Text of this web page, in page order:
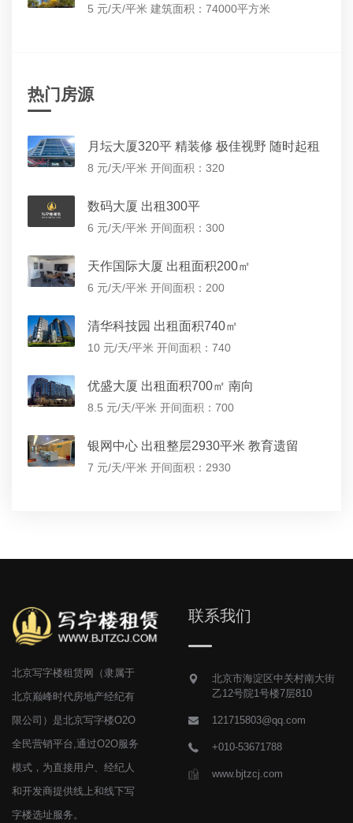
5 元/天/平米 建筑面积：74000平方米
热门房源
月坛大厦320平 精装修 极佳视野 随时起租
8 元/天/平米 开间面积：320
数码大厦 出租300平
6 元/天/平米 开间面积：300
天作国际大厦 出租面积200㎡
6 元/天/平米 开间面积：200
清华科技园 出租面积740㎡
10 元/天/平米 开间面积：740
优盛大厦 出租面积700㎡ 南向
8.5 元/天/平米 开间面积：700
银网中心 出租整层2930平米 教育遗留
7 元/天/平米 开间面积：2930
北京写字楼租赁网（隶属于
北京巅峰时代房地产经纪有
限公司）是北京写字楼O2O
全民营销平台,通过O2O服务
模式，为直接用户、经纪人
和开发商提供线上和线下写
字楼选址服务。
联系我们
北京市海淀区中关村南大街
乙12号院1号楼7层810
121715803@qq.com
+010-53671788
www.bjtzcj.com